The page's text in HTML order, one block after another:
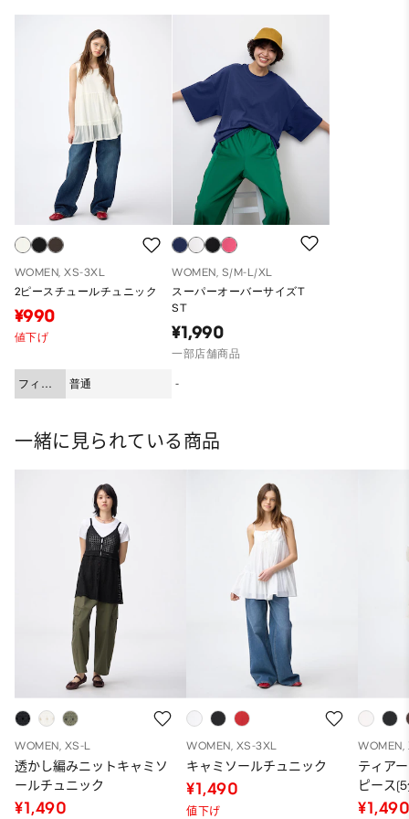
WOMEN, XS-3XL
2ピースチュールチュニック
¥990
値下げ
フィッ
ト
普通
WOMEN, S/M-L/XL
スーパーオーバーサイズT
ST
¥1,990
一部店舗商品
-
一緒に見られている商品
WOMEN, XS-L
透かし編みニットキャミソ
ールチュニック
¥1,490
WOMEN, XS-3XL
キャミソールチュニック
¥1,490
値下げ
WOMEN,
ティア
ピース